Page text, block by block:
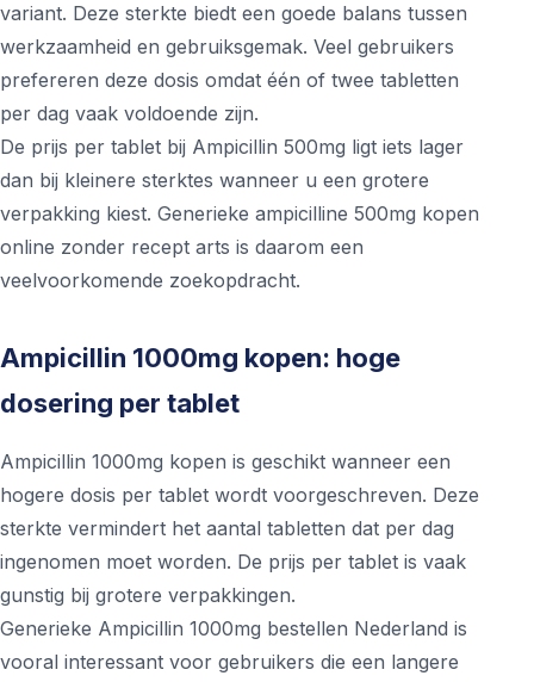
variant. Deze sterkte biedt een goede balans tussen
werkzaamheid en gebruiksgemak. Veel gebruikers
prefereren deze dosis omdat één of twee tabletten
per dag vaak voldoende zijn.
De prijs per tablet bij Ampicillin 500mg ligt iets lager
dan bij kleinere sterktes wanneer u een grotere
verpakking kiest. Generieke ampicilline 500mg kopen
online zonder recept arts is daarom een
veelvoorkomende zoekopdracht.
Ampicillin 1000mg kopen: hoge
dosering per tablet
Ampicillin 1000mg kopen is geschikt wanneer een
hogere dosis per tablet wordt voorgeschreven. Deze
sterkte vermindert het aantal tabletten dat per dag
ingenomen moet worden. De prijs per tablet is vaak
gunstig bij grotere verpakkingen.
Generieke Ampicillin 1000mg bestellen Nederland is
vooral interessant voor gebruikers die een langere